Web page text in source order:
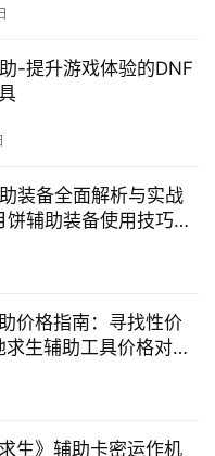
-提升游戏体验的DNF
装备全面解析与实战
辅助装备使用技巧与
价格指南：寻找性价
生辅助工具价格对比
生》辅助卡密运作机